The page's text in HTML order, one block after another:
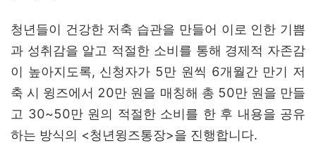
청년들이 건강한 저축 습관을 만들어 이로 인한 기쁨
과 성취감을 알고 적절한 소비를 통해 경제적 자존감
이 높아지도록, 신청자가 5만 원씩 6개월간 만기 저
축 시 윙즈에서 20만 원을 매칭해 총 50만 원을 만들
고 30~50만 원의 적절한 소비를 한 후 내용을 공유
하는 방식의 <청년윙즈통장>을 진행합니다.